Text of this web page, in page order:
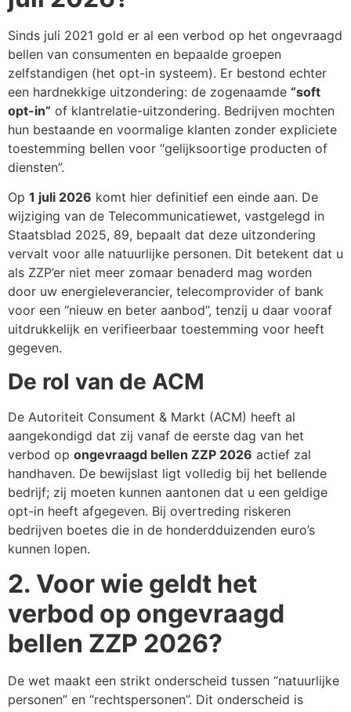
Sinds juli 2021 gold er al een verbod op het ongevraagd
bellen van consumenten en bepaalde groepen
zelfstandigen (het opt-in systeem). Er bestond echter
een hardnekkige uitzondering: de zogenaamde “soft
opt-in” of klantrelatie-uitzondering. Bedrijven mochten
hun bestaande en voormalige klanten zonder expliciete
toestemming bellen voor “gelijksoortige producten of
diensten”.
Op 1 juli 2026 komt hier definitief een einde aan. De
wijziging van de Telecommunicatiewet, vastgelegd in
Staatsblad 2025, 89, bepaalt dat deze uitzondering
vervalt voor alle natuurlijke personen. Dit betekent dat u
als ZZP’er niet meer zomaar benaderd mag worden
door uw energieleverancier, telecomprovider of bank
voor een “nieuw en beter aanbod”, tenzij u daar vooraf
uitdrukkelijk en verifieerbaar toestemming voor heeft
gegeven.
De rol van de ACM
De Autoriteit Consument & Markt (ACM) heeft al
aangekondigd dat zij vanaf de eerste dag van het
verbod op ongevraagd bellen ZZP 2026 actief zal
handhaven. De bewijslast ligt volledig bij het bellende
bedrijf; zij moeten kunnen aantonen dat u een geldige
opt-in heeft afgegeven. Bij overtreding riskeren
bedrijven boetes die in de honderdduizenden euro’s
kunnen lopen.
2. Voor wie geldt het
verbod op ongevraagd
bellen ZZP 2026?
De wet maakt een strikt onderscheid tussen “natuurlijke
personen” en “rechtspersonen”. Dit onderscheid is